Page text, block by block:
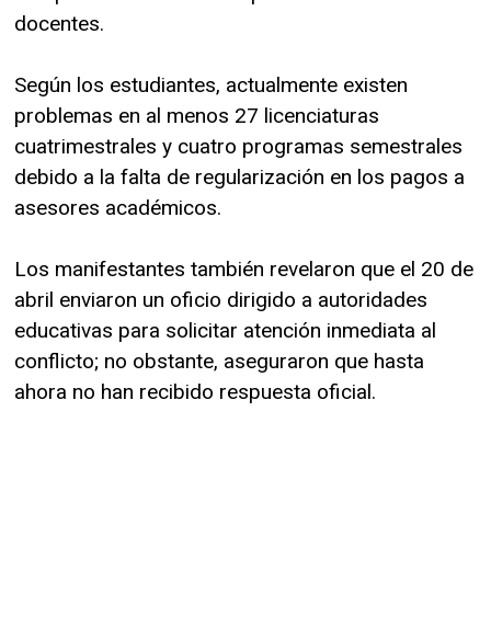
docentes.
Según los estudiantes, actualmente existen
problemas en al menos 27 licenciaturas
cuatrimestrales y cuatro programas semestrales
debido a la falta de regularización en los pagos a
asesores académicos.
Los manifestantes también revelaron que el 20 de
abril enviaron un oficio dirigido a autoridades
educativas para solicitar atención inmediata al
conflicto; no obstante, aseguraron que hasta
ahora no han recibido respuesta oficial.